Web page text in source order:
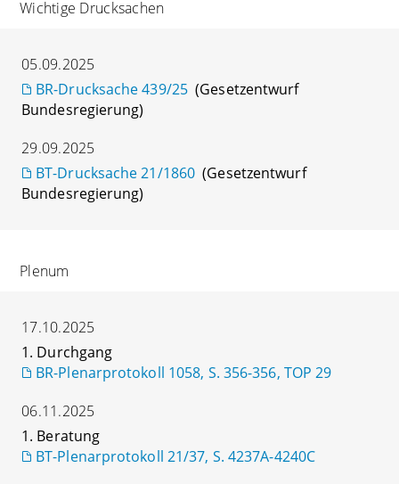
Wichtige Drucksachen
05.09.2025
BR-Drucksache 439/25 (Gesetzentwurf
Bundesregierung)
29.09.2025
BT-Drucksache 21/1860 (Gesetzentwurf
Bundesregierung)
Plenum
17.10.2025
1. Durchgang
BR-Plenarprotokoll 1058, S. 356-356, TOP 29
06.11.2025
1. Beratung
BT-Plenarprotokoll 21/37, S. 4237A-4240C